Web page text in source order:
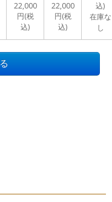
22,000
円(税
込)
22,000
円(税
込)
込)
在庫な
し